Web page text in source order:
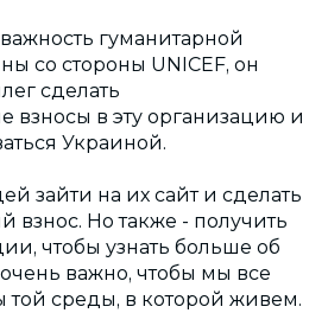
гуманитарной
со стороны UNICEF, он
сделать
взносы в эту организацию и
Украиной.
зайти на их сайт и сделать
взнос. Но также - получить
чтобы узнать больше об
важно, чтобы мы все
среды, в которой живем.